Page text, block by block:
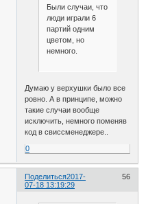
Были случаи, что
люди играли 6
партий одним
цветом, но
немного.
Думаю у верхушки было все
ровно. А в принципе, можно
такие случаи вообще
исключить, немного поменяв
код в свиссменеджере..
0
Поделиться 56
2017-
07-18 13:19:29